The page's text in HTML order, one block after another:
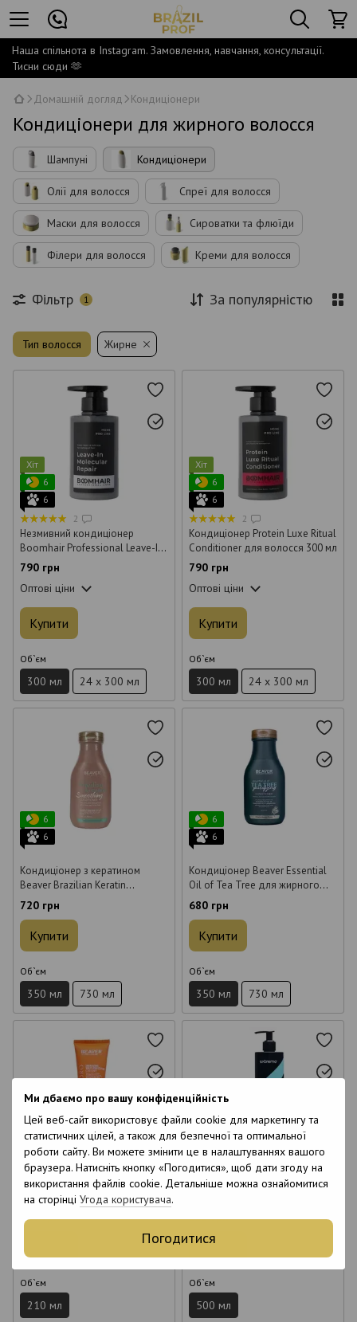
Ми дбаємо про вашу конфіденційність
Цей веб-сайт використовує файли cookie для маркетингу та
статистичних цілей, а також для безпечної та оптимальної
роботи сайту. Ви можете змінити це в налаштуваннях вашого
браузера. Натисніть кнопку «Погодитися», щоб дати згоду на
використання файлів cookie. Детальніше можна ознайомитися
на сторінці Угода користувача.
Погодитися
Наша спільнота в Instagram. Замовлення, навчання, консультації.
Тисни сюди 🫶
Домашній догляд Кондиціонери
Кондиціонери для жирного волосся
Шампуні Кондиціонери
Олії для волосся Спреї для волосся
Маски для волосся Сироватки та флюїди
Філери для волосся Креми для волосся
Фільтр 1 За популярністю
Тип волосся Жирне
Хіт
6
6
2
Незмивний кондиціонер
Boomhair Professional Leave-In
Molecular Repair для волосся
300 мл
790 грн
Оптові ціни
Купити
Об`єм
300 мл 24 x 300 мл
Хіт
6
6
2
Кондиціонер Protein Luxe Ritual
Conditioner для волосся 300 мл
790 грн
Оптові ціни
Купити
Об`єм
300 мл 24 x 300 мл
6
6
Кондиціонер з кератином
Beaver Brazilian Keratin
Smoothing для еластичності
волосся 350 мл
720 грн
Купити
Об`єм
350 мл 730 мл
6
6
Кондиціонер Beaver Essential
Oil of Tea Tree для жирного
волосся 350 мл
680 грн
Купити
Об`єм
350 мл 730 мл
6
6
Кондиціонер живильний UV
фільтра Beaver Professional
Hydro Energizing Multi-
Protection Conditioner 210 мл
700 грн
Об`єм
210 мл
6
6
Кондиціонер Extremo Pre-
653 грн
Купити
Об`єм
500 мл